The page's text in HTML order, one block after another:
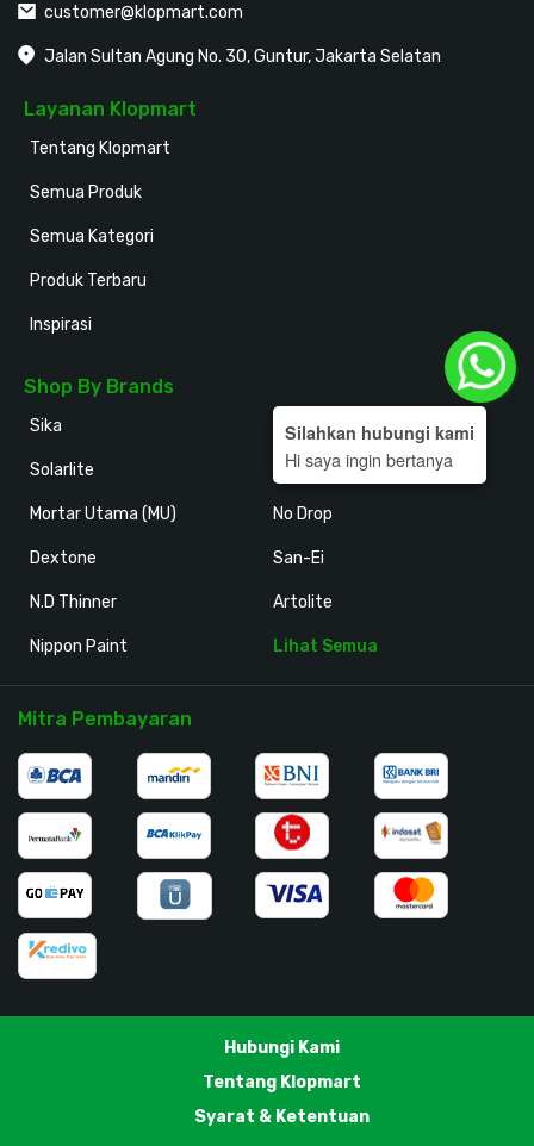
customer@klopmart.com
Jalan Sultan Agung No. 30, Guntur, Jakarta Selatan
Layanan Klopmart
Tentang Klopmart
Semua Produk
Semua Kategori
Produk Terbaru
Inspirasi
Shop By Brands
Sika
Solarlite
Mortar Utama (MU)
Dextone
N.D Thinner
Nippon Paint
Holodeck
Kansai Paint
No Drop
San-Ei
Artolite
Lihat Semua
Mitra Pembayaran
Hubungi Kami
Tentang Klopmart
Syarat & Ketentuan
Silahkan hubungi kami
Hi saya ingin bertanya